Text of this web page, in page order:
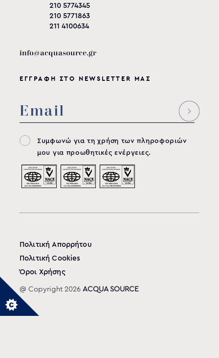
210 5774345
210 5771863
211 4100634
info@acquasource.gr
ΕΓΓΡΑΦΗ ΣΤΟ NEWSLETTER ΜΑΣ
Συμφωνώ για τη χρήση των πληροφοριών
μου για προωθητικές ενέργειες.
Πολιτική Απορρήτου
Πολιτική Cookies
Όροι Χρήσης
@ Copyright 2026 ACQUA SOURCE